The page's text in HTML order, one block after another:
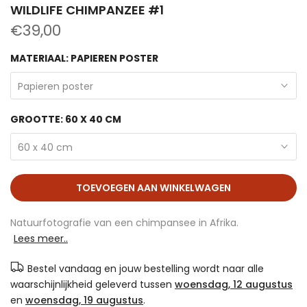
WILDLIFE CHIMPANZEE #1
€39,00
MATERIAAL: PAPIEREN POSTER
Papieren poster
GROOTTE: 60 X 40 CM
60 x 40 cm
TOEVOEGEN AAN WINKELWAGEN
Natuurfotografie van een chimpansee in Afrika.
Lees meer..
Bestel vandaag en jouw bestelling wordt naar alle
waarschijnlijkheid geleverd tussen woensdag, 12 augustus
en woensdag, 19 augustus.